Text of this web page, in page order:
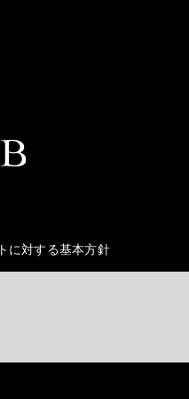
に対する基本方針